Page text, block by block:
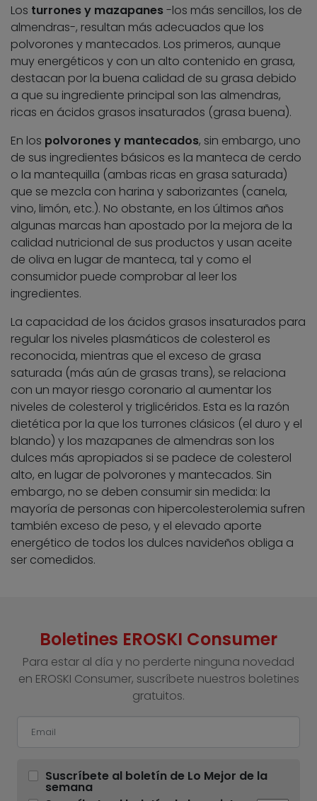
Los turrones y mazapanes-los más sencillos, los de
almendras-, resultan más adecuados que los
polvorones y mantecados. Los primeros, aunque
muy energéticos y con un alto contenido en grasa,
destacan por la buena calidad de su grasa debido
a que su ingrediente principal son las almendras,
ricas en ácidos grasos insaturados (grasa buena).
En los polvorones y mantecados, sin embargo, uno
de sus ingredientes básicos es la manteca de cerdo
o la mantequilla (ambas ricas en grasa saturada)
que se mezcla con harina y saborizantes (canela,
vino, limón, etc.). No obstante, en los últimos años
algunas marcas han apostado por la mejora de la
calidad nutricional de sus productos y usan aceite
de oliva en lugar de manteca, tal y como el
consumidor puede comprobar al leer los
ingredientes.
La capacidad de los ácidos grasos insaturados para
regular los niveles plasmáticos de colesterol es
reconocida, mientras que el exceso de grasa
saturada (más aún de grasas trans), se relaciona
con un mayor riesgo coronario al aumentar los
niveles de colesterol y triglicéridos. Esta es la razón
dietética por la que los turrones clásicos (el duro y el
blando) y los mazapanes de almendras son los
dulces más apropiados si se padece de colesterol
alto, en lugar de polvorones y mantecados. Sin
embargo, no se deben consumir sin medida: la
mayoría de personas con hipercolesterolemia sufren
también exceso de peso, y el elevado aporte
energético de todos los dulces navideños obliga a
ser comedidos.
Boletines EROSKI Consumer
Para estar al día y no perderte ninguna novedad
en EROSKI Consumer, suscríbete nuestros boletines
gratuitos.
Suscríbete al boletín de Lo Mejor de la
semana